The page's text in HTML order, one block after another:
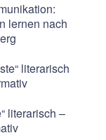
lernen nach
literarisch
literarisch –